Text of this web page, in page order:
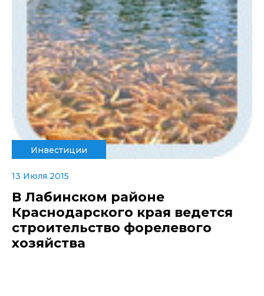
Инвестиции
13 Июля 2015
В Лабинском районе
Краснодарского края ведется
строительство форелевого
хозяйства